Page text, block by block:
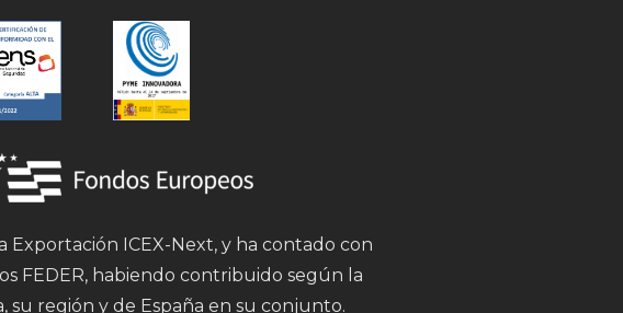
Exportación ICEX-Next, y ha contado con
FEDER, habiendo contribuido según la
su región y de España en su conjunto.